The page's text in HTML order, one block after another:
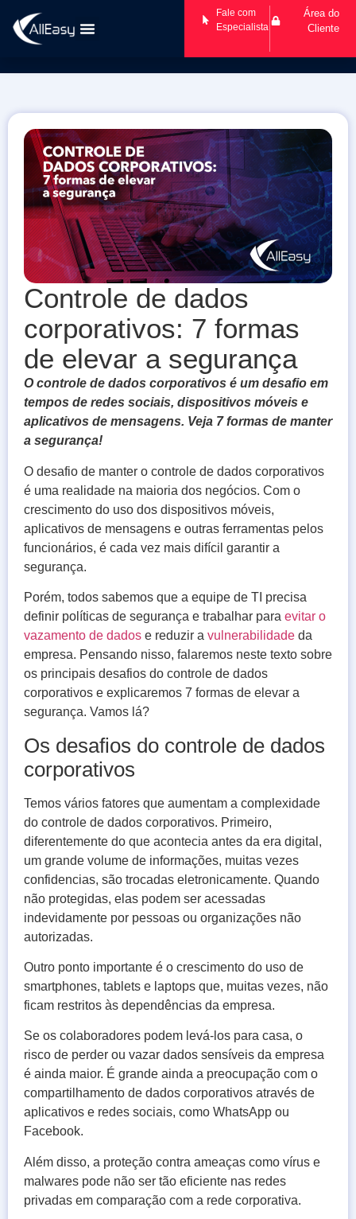
Fale com
Especialista
Área do
Cliente
Controle de dados
corporativos: 7 formas
de elevar a segurança
O controle de dados corporativos é um desafio em
tempos de redes sociais, dispositivos móveis e
aplicativos de mensagens. Veja 7 formas de manter
a segurança!
O desafio de manter o controle de dados corporativos
é uma realidade na maioria dos negócios. Com o
crescimento do uso dos dispositivos móveis,
aplicativos de mensagens e outras ferramentas pelos
funcionários, é cada vez mais difícil garantir a
segurança.
Porém, todos sabemos que a equipe de TI precisa
definir políticas de segurança e trabalhar para evitar o
vazamento de dados e reduzir a vulnerabilidade da
empresa. Pensando nisso, falaremos neste texto sobre
os principais desafios do controle de dados
corporativos e explicaremos 7 formas de elevar a
segurança. Vamos lá?
Os desafios do controle de dados
corporativos
Temos vários fatores que aumentam a complexidade
do controle de dados corporativos. Primeiro,
diferentemente do que acontecia antes da era digital,
um grande volume de informações, muitas vezes
confidencias, são trocadas eletronicamente. Quando
não protegidas, elas podem ser acessadas
indevidamente por pessoas ou organizações não
autorizadas.
Outro ponto importante é o crescimento do uso de
smartphones, tablets e laptops que, muitas vezes, não
ficam restritos às dependências da empresa.
Se os colaboradores podem levá-los para casa, o
risco de perder ou vazar dados sensíveis da empresa
é ainda maior. É grande ainda a preocupação com o
compartilhamento de dados corporativos através de
aplicativos e redes sociais, como WhatsApp ou
Facebook.
Além disso, a proteção contra ameaças como vírus e
malwares pode não ser tão eficiente nas redes
privadas em comparação com a rede corporativa.